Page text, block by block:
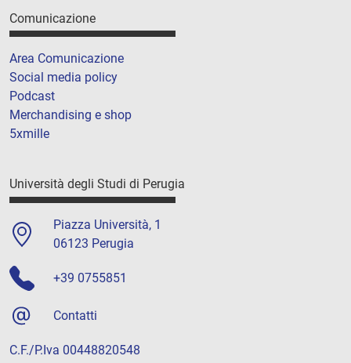
Comunicazione
Area Comunicazione
Social media policy
Podcast
Merchandising e shop
5xmille
Università degli Studi di Perugia
Piazza Università, 1
06123 Perugia
+39 0755851
Contatti
C.F./P.Iva 00448820548